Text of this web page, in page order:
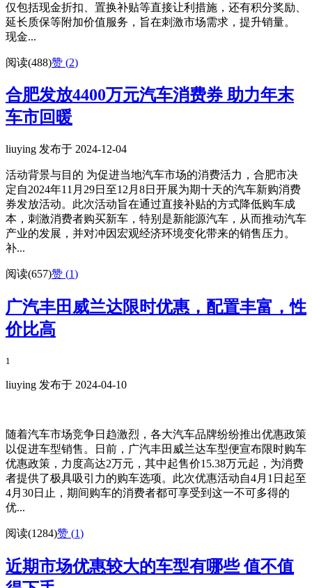
仅包括现金折扣、置换补贴等直接让利措施，还有积分奖励、
延长质保等附加价值服务，旨在刺激市场需求，提升销量。
现金...
阅读(488)赞 (2)
合肥发放4400万元汽车消费券 助力年末
车市回暖
liuying 发布于 2024-12-04
活动背景与目的 为促进当地汽车市场的消费活力，合肥市决
定自2024年11月29日至12月8日开展为期十天的汽车新购消费
券发放活动。此次活动旨在通过直接补贴的方式降低购车成
本，刺激消费者购买新车，特别是新能源汽车，从而推动汽车
产业的发展，并对冲因宏观经济环境变化带来的销售压力。
补...
阅读(657)赞 (1)
广汽丰田威兰达限时优惠，配置丰富，性
价比高
1
liuying 发布于 2024-04-10
随着汽车市场竞争日趋激烈，各大汽车品牌纷纷推出优惠政策
以促进车型销售。日前，广汽丰田威兰达车型便宣布限时购车
优惠政策，力度高达2万元，其中起售价15.38万元起，为消费
者提供了极具吸引力的购车选项。此次优惠活动自4月1日起至
4月30日止，期间购车的消费者都可享受到这一不可多得的
优...
阅读(1284)赞 (1)
近期市场优惠较大的车型有哪些 值不值